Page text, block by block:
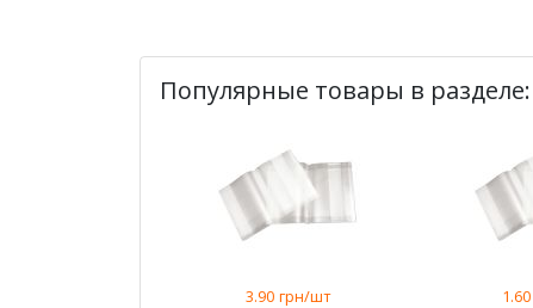
Популярные товары в разделе:
3.90 грн/шт 1.60